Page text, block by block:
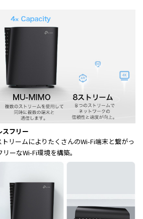
スフリー
リームによりたくさんのWi-Fi端末と繋がっ
ーなWi-Fi環境を構築。